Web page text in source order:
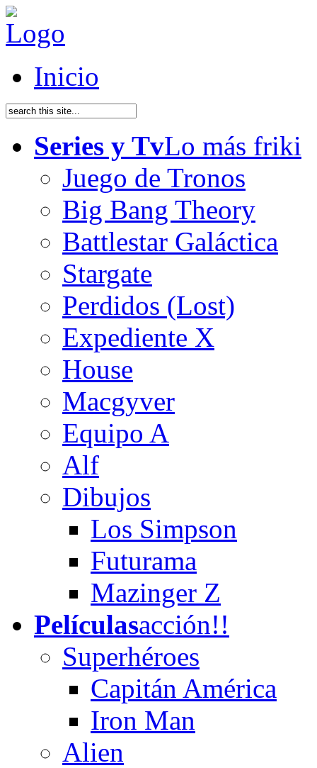
Inicio
Series y TvLo más friki
Juego de Tronos
Big Bang Theory
Battlestar Galáctica
Stargate
Perdidos (Lost)
Expediente X
House
Macgyver
Equipo A
Alf
Dibujos
Los Simpson
Futurama
Mazinger Z
Películasacción!!
Superhéroes
Capitán América
Iron Man
Alien